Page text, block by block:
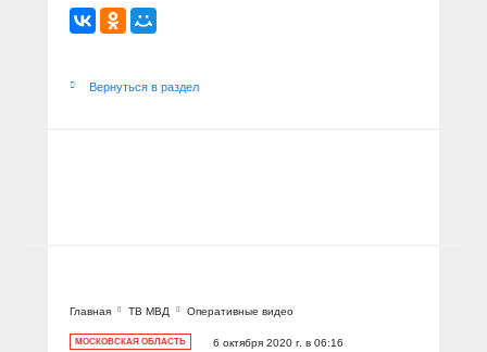
Вернуться в раздел
Главная ТВ МВД Оперативные видео
МОСКОВСКАЯ ОБЛАСТЬ
6 октября 2020 г. в 06:16